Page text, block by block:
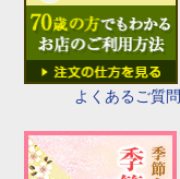
よくあるご質問